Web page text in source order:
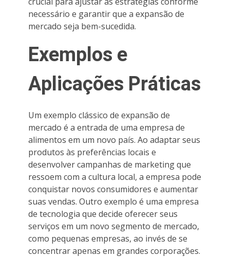
necessário e garantir que a expansão de
mercado seja bem-sucedida.
Exemplos e
Aplicações Práticas
Um exemplo clássico de expansão de
mercado é a entrada de uma empresa de
alimentos em um novo país. Ao adaptar seus
produtos às preferências locais e
desenvolver campanhas de marketing que
ressoem com a cultura local, a empresa pode
conquistar novos consumidores e aumentar
suas vendas. Outro exemplo é uma empresa
de tecnologia que decide oferecer seus
serviços em um novo segmento de mercado,
como pequenas empresas, ao invés de se
concentrar apenas em grandes corporações.